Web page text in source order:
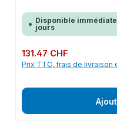
Disponible
jours
Prix régulier :
131.47 CHF
Prix TTC, frais de livraison